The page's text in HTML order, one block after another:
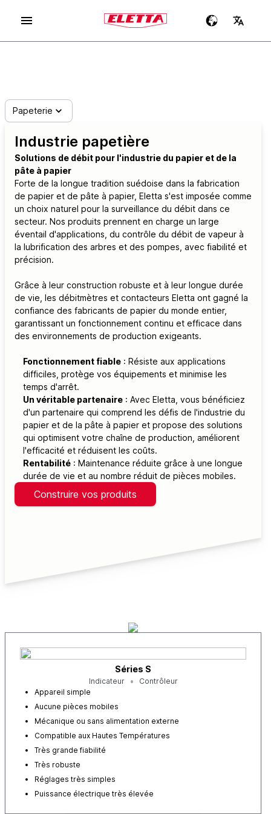
Papeterie
Industrie papetière
Solutions de débit pour l'industrie du papier et de la
pâte à papier
Forte de la longue tradition suédoise dans la fabrication
de papier et de pâte à papier, Eletta s'est imposée comme
un choix naturel pour la surveillance du débit dans ce
secteur. Nos produits prennent en charge un large
éventail d'applications, du contrôle du débit de vapeur à
la lubrification des arbres et des pompes, avec fiabilité et
précision.
Grâce à leur construction robuste et à leur longue durée
de vie, les débitmètres et contacteurs Eletta ont gagné la
confiance des fabricants de papier du monde entier,
garantissant un fonctionnement continu et efficace dans
des environnements de production exigeants.
Fonctionnement fiable : Résiste aux applications
difficiles, protège vos équipements et minimise les
temps d'arrêt.
Un véritable partenaire : Avec Eletta, vous bénéficiez
d'un partenaire qui comprend les défis de l'industrie du
papier et de la pâte à papier et propose des solutions
qui optimisent votre chaîne de production, améliorent
l'efficacité et réduisent les coûts.
Rentabilité : Maintenance réduite grâce à une longue
durée de vie et au nombre réduit de pièces mobiles.
Construire vos produits
Séries S
Indicateur
Contrôleur
Appareil simple
Aucune pièces mobiles
Mécanique ou sans alimentation externe
Compatible aux Hautes Températures
Très grande fiabilité
Très robuste
Réglages très simples
Puissance électrique très élevée